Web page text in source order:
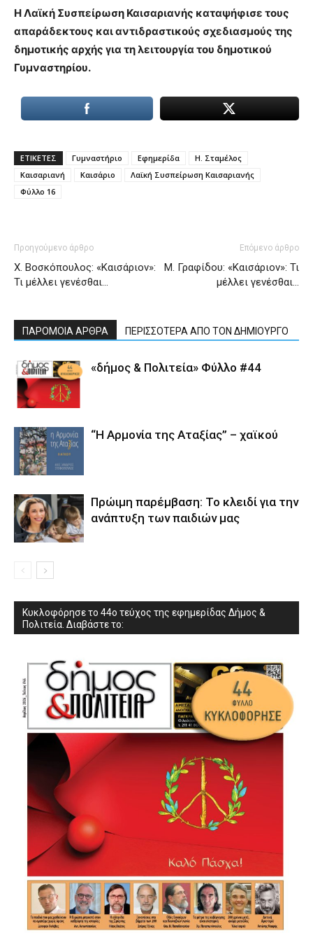
Η Λαϊκή Συσπείρωση Καισαριανής καταψήφισε τους
απαράδεκτους και αντιδραστικούς σχεδιασμούς της
δημοτικής αρχής για τη λειτουργία του δημοτικού
Γυμναστηρίου.
ΕΤΙΚΕΤΕΣ Γυμναστήριο Εφημερίδα
Η. Σταμέλος
Καισαριανή
Καισάριο
Λαϊκή Συσπείρωση Καισαριανής
Φύλλο 16
Προηγούμενο άρθρο
Χ. Βοσκόπουλος: «Καισάριον»:
Τι μέλλει γενέσθαι…
Επόμενο άρθρο
Μ. Γραφίδου: «Καισάριον»: Τι
μέλλει γενέσθαι…
ΠΑΡΟΜΟΙΑ ΑΡΘΡΑ ΠΕΡΙΣΣΟΤΕΡΑ ΑΠΟ ΤΟΝ ΔΗΜΙΟΥΡΓΟ
«δήμος & Πολιτεία» Φύλλο #44
“Η Αρμονία της Αταξίας” – χαϊκού
Πρώιμη παρέμβαση: Το κλειδί για την
ανάπτυξη των παιδιών µας
Κυκλοφόρησε το 44ο τεύχος της εφημερίδας Δήμος &
Πολιτεία. Διαβάστε το: